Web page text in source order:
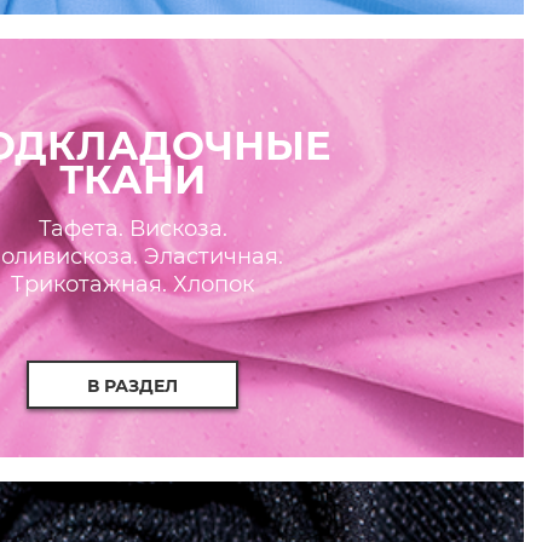
ТКАНИ
Тафета. Вискоза.
Эластичная.
Трикотажная. Хлопок
В РАЗДЕЛ